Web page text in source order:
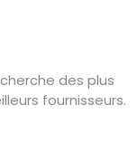
des plus
fournisseurs.